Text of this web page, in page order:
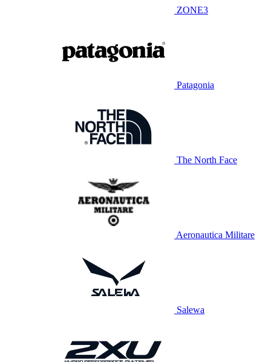
ZONE3
Patagonia
The North Face
Aeronautica Militare
Salewa